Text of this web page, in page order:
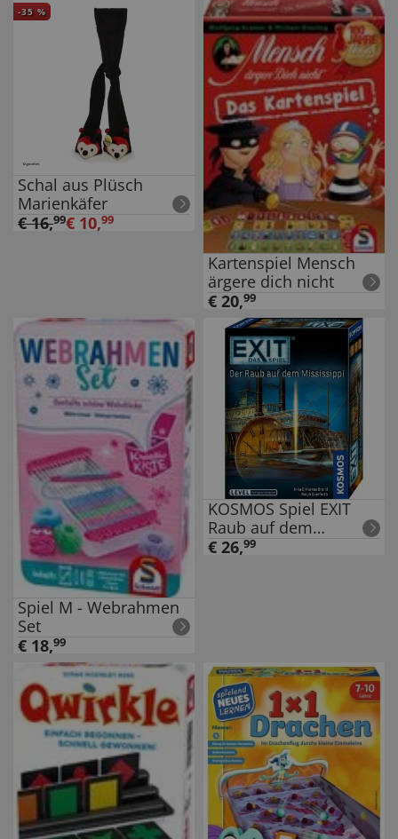
-35 %
Schal aus Plüsch
Marienkäfer
€16,99€ 10,99
Kartenspiel Mensch
ärgere dich nicht
€ 20,99
Spiel M - Webrahmen
Set
€ 18,99
KOSMOS Spiel EXIT
Raub auf dem
Mississippi
€ 26,99